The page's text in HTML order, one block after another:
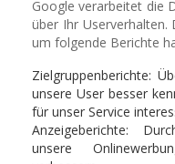
Google verarbeitet die
über Ihr Userverhalten.
um folgende Berichte
Zielgruppenberichte:
unsere User besser
für unser Service
Anzeigeberichte:
unsere